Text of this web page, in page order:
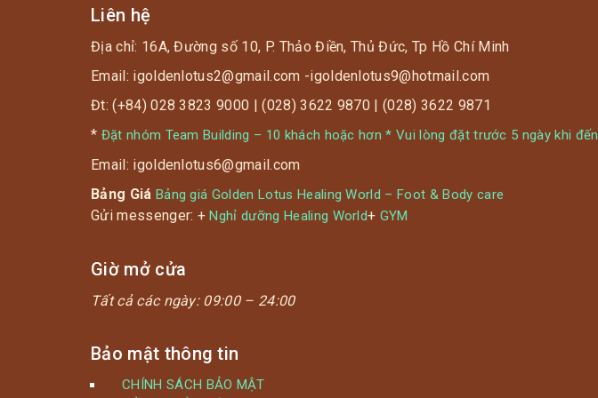
Liên hệ
Địa chỉ: 16A, Đường số 10, P. Thảo Điền, Thủ Đức, Tp Hồ Chí Minh
Email: igoldenlotus2@gmail.com -igoldenlotus9@hotmail.com
Đt: (+84) 028 3823 9000 | (028) 3622 9870 | (028) 3622 9871
* Đặt nhóm Team Building – 10 khách hoặc hơn * Vui lòng đặt trước 5 ngày khi đến
Email: igoldenlotus6@gmail.com
Bảng Giá Bảng giá Golden Lotus Healing World – Foot & Body care
Gửi messenger: +Nghỉ dưỡng Healing World+ GYM
Giờ mở cửa
Tất cả các ngày: 09:00 – 24:00
Bảo mật thông tin
CHÍNH SÁCH BẢO MẬT